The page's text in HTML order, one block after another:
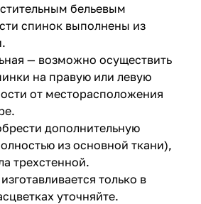
бельевым
спинок выполнены из
— возможно осуществить
на правую или левую
от месторасположения
дополнительную
из основной ткани),
трехстенной.
только в
уточняйте.